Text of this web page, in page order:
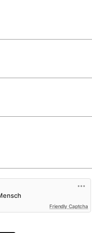
Friendly Captcha